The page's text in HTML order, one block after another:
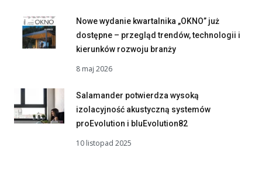
Nowe wydanie kwartalnika „OKNO” już
dostępne – przegląd trendów, technologii i
kierunków rozwoju branży
8 maj 2026
Salamander potwierdza wysoką
izolacyjność akustyczną systemów
proEvolution i bluEvolution82
10 listopad 2025